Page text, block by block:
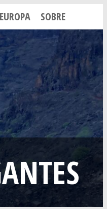
EUROPA SOBRE